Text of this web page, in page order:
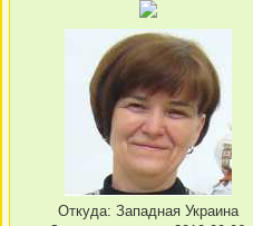
Откуда: Западная Украина